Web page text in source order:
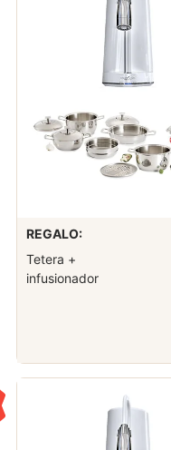
REGALO:
Tetera +
infusionador